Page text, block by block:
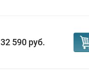
32 590 руб.